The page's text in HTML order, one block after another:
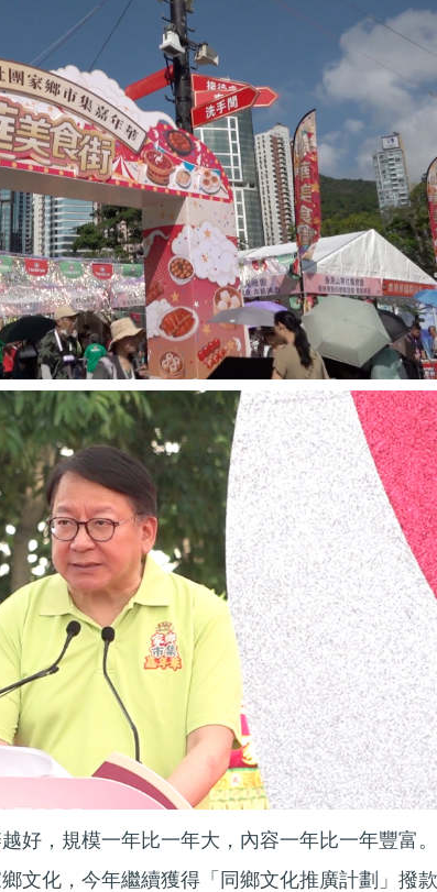
好，規模一年比一年大，內容一年比一年豐富。
文化，今年繼續獲得「同鄉文化推廣計劃」撥款